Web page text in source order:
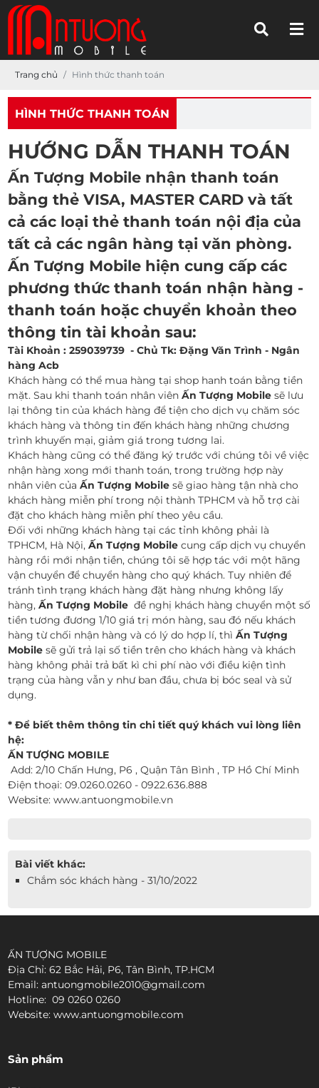
Trang chủ Hình thức thanh toán
HÌNH THỨC THANH TOÁN
HƯỚNG DẪN THANH TOÁN
Ấn Tượng Mobile nhận thanh toán
bằng thẻ VISA, MASTER CARD và tất
cả các loại thẻ thanh toán nội địa của
tất cả các ngân hàng tại văn phòng.
Ấn Tượng Mobile hiện cung cấp các
phương thức thanh toán nhận hàng -
thanh toán hoặc chuyển khoản theo
thông tin tài khoản sau:
Tài Khoản : 259039739 - Chủ Tk: Đặng Văn Trình - Ngân
hàng Acb
Khách hàng có thể mua hàng tại shop hanh toán bằng tiền
mặt. Sau khi thanh toán nhân viênẤn Tượng Mobile sẽ lưu
lại thông tin của khách hàng để tiện cho dịch vụ chăm sóc
khách hàng và thông tin đến khách hàng những chương
trình khuyến mại, giảm giá trong tương lai.
Khách hàng cũng có thể đăng ký trước với chúng tôi về việc
nhận hàng xong mới thanh toán, trong trường hợp này
nhân viên củaẤn Tượng Mobile sẽ giao hàng tận nhà cho
khách hàng miễn phí trong nội thành TPHCM và hỗ trợ cài
đặt cho khách hàng miễn phí theo yêu cầu.
Đối với những khách hàng tại các tỉnh không phải là
TPHCM, Hà Nội,Ấn Tượng Mobilecung cấp dịch vụ chuyển
hàng rồi mới nhận tiền, chúng tôi sẽ hợp tác với một hãng
vận chuyển để chuyển hàng cho quý khách. Tuy nhiên để
tránh tình trạng khách hàng đặt hàng nhưng không lấy
hàng,Ấn Tượng Mobile đề nghị khách hàng chuyển một số
tiền tương đương 1/10 giá trị món hàng, sau đó nếu khách
hàng từ chối nhận hàng và có lý do hợp lí, thìẤn Tượng
Mobile sẽ gửi trả lại số tiền trên cho khách hàng và khách
hàng không phải trả bất kì chi phí nào với điều kiện tình
trạng của hàng vẫn y như ban đầu, chưa bị bóc seal và sử
dụng.
* Để biết thêm thông tin chi tiết quý khách vui lòng liên
hệ:
ẤN TƯỢNG MOBILE
Add: 2/10 Chấn Hưng, P6 , Quận Tân Bình , TP Hồ Chí Minh
Điện thoại: 09.0260.0260 - 0922.636.888
Website: www.antuongmobile.vn
Bài viết khác:
Chắm sóc khách hàng - 31/10/2022
ẤN TƯỢNG MOBILE
Địa Chỉ: 62 Bắc Hải, P6, Tân Bình, TP.HCM
Email: antuongmobile2010@gmail.com
Hotline: 09 0260 0260
Website: www.antuongmobile.com
Sản phẩm